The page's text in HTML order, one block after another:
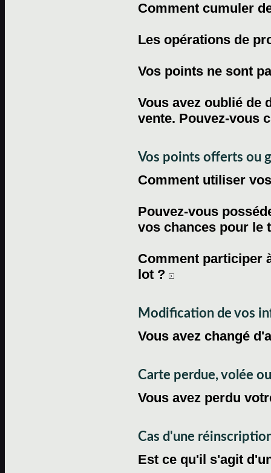
Comment cumuler
Les opérations de
Vos points ne sont
Vous avez oublié de
vente. Pouvez-vous
Vos points offerts ou
Comment utiliser
Pouvez-vous
vos chances pour le
Comment participer
lot ?
Modification de vos
Vous avez changé
Carte perdue, volée
Vous avez perdu
Cas d'une
Est ce qu'il s'agit